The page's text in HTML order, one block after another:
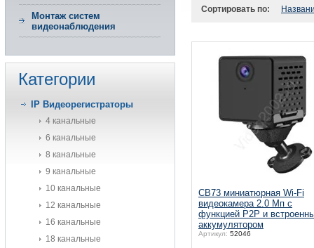
Монтаж систем
видеонаблюдения
Категории
IP Видеорегистраторы
4 канальные
6 канальные
8 канальные
9 канальные
10 канальные
12 канальные
16 канальные
18 канальные
Сортировать по:
CB73 миниатюрная Wi-Fi
видеокамера 2.0 Мп с
функцией P2P и
аккумулятором
Артикул: 52046